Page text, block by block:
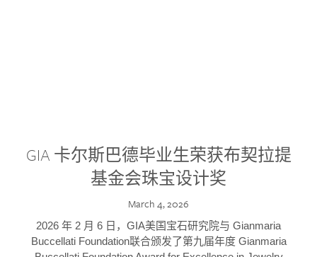
GIA 卡尔斯巴德毕业生荣获布契拉提
基金会珠宝设计奖
March 4, 2026
2026 年 2 月 6 日，GIA美国宝石研究院与 Gianmaria
Buccellati Foundation联合颁发了第九届年度 Gianmaria